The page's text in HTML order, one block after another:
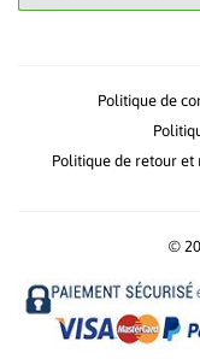
Politique de
Politique de retour et
©